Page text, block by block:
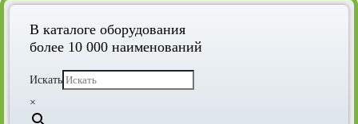
Оборудование для переработки зерновых и производства кормов
Линии по производству и переработки сельскохозяйственного сырья
Умный комбикормовый завод «Доза-3-4 Оптимум» для рассыпного
комбикорма
В каталоге оборудования
более 10 000 наименований
Искать
×